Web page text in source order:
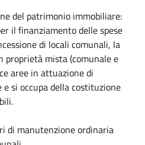
del patrimonio immobiliare:
il finanziamento delle spese
di locali comunali, la
proprietà mista (comunale e
aree in attuazione di
si occupa della costituzione
di manutenzione ordinaria